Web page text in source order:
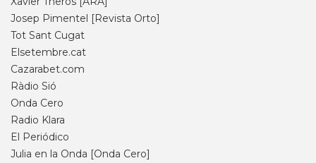
Josep Pimentel [Revista Orto]
Tot Sant Cugat
Elsetembre.cat
Cazarabet.com
Ràdio Sió
Onda Cero
Radio Klara
El Periódico
Julia en la Onda [Onda Cero]